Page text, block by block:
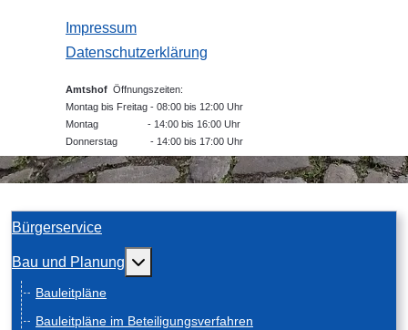
Impressum
Datenschutzerklärung
Amtshof Öffnungszeiten:
Montag bis Freitag - 08:00 bis 12:00 Uhr
Montag - 14:00 bis 16:00 Uhr
Donnerstag - 14:00 bis 17:00 Uhr
Bürgerservice
Bau und Planung Weitere Informationen: Bau und Planung
Bauleitpläne
Bauleitpläne im Beteiligungsverfahren